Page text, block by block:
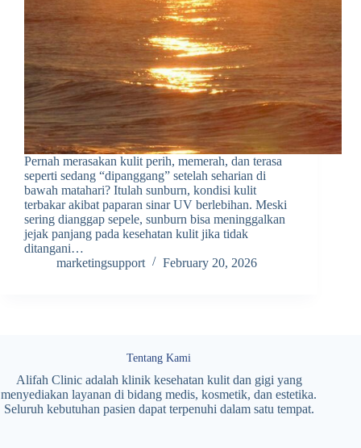
Pernah merasakan kulit perih, memerah, dan terasa
seperti sedang “dipanggang” setelah seharian di
bawah matahari? Itulah sunburn, kondisi kulit
terbakar akibat paparan sinar UV berlebihan. Meski
sering dianggap sepele, sunburn bisa meninggalkan
jejak panjang pada kesehatan kulit jika tidak
ditangani…
marketingsupport
February 20, 2026
Tentang Kami
Alifah Clinic adalah klinik kesehatan kulit dan gigi yang
menyediakan layanan di bidang medis, kosmetik, dan estetika.
Seluruh kebutuhan pasien dapat terpenuhi dalam satu tempat.